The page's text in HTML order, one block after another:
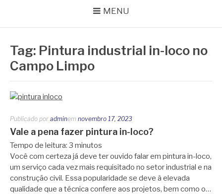
MENU
Tag: Pintura industrial in-loco no
Campo Limpo
Publicado por adminem novembro 17, 2023
Vale a pena fazer pintura in-loco?
Tempo de leitura: 3 minutos
Você com certeza já deve ter ouvido falar em pintura in-loco,
um serviço cada vez mais requisitado no setor industrial e na
construção civil. Essa popularidade se deve à elevada
qualidade que a técnica confere aos projetos, bem como o…